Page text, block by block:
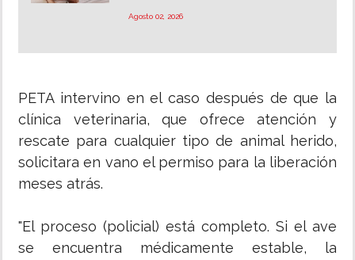
Agosto 02, 2026
PETA intervino en el caso después de que la
clínica veterinaria, que ofrece atención y
rescate para cualquier tipo de animal herido,
solicitara en vano el permiso para la liberación
meses atrás.
"El proceso (policial) está completo. Si el ave
se encuentra médicamente estable, la